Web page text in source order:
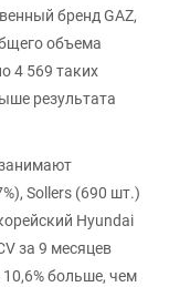
бренд GAZ,
объема
4 569 таких
результата
Sollers (690 шт.)
Hyundai
за 9 месяцев
больше, чем